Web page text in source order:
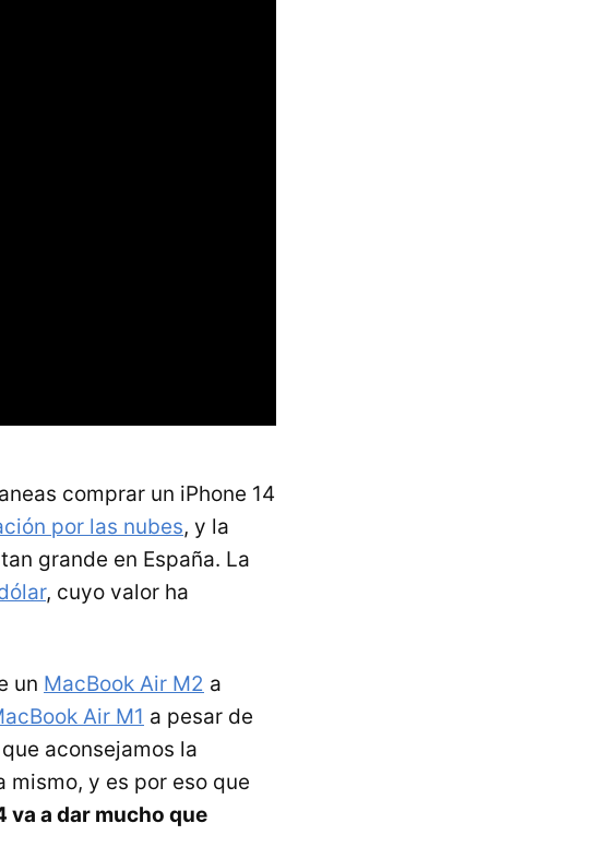
comprar un iPhone 14
por las nubes, y la
grande en España. La
, cuyo valor ha
un MacBook Air M2 a
Air M1 a pesar de
aconsejamos la
mismo, y es por eso que
va a dar mucho que